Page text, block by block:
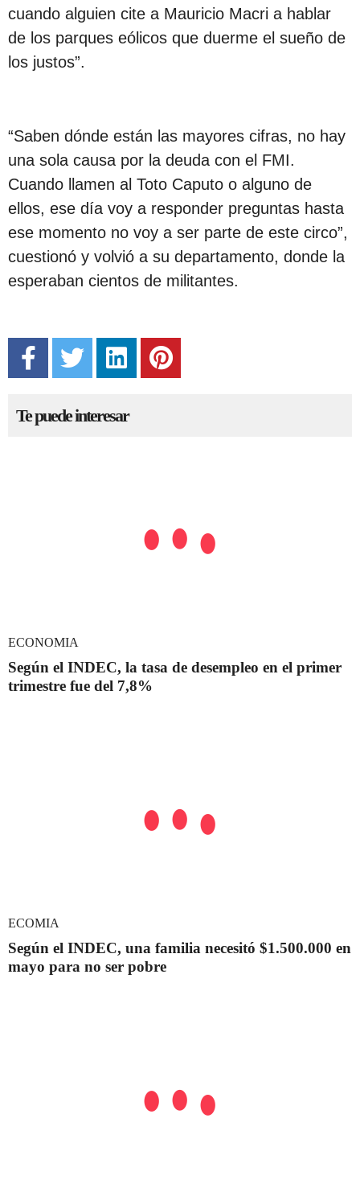
cuando alguien cite a Mauricio Macri a hablar
de los parques eólicos que duerme el sueño de
los justos”.
“Saben dónde están las mayores cifras, no hay
una sola causa por la deuda con el FMI.
Cuando llamen al Toto Caputo o alguno de
ellos, ese día voy a responder preguntas hasta
ese momento no voy a ser parte de este circo”,
cuestionó y volvió a su departamento, donde la
esperaban cientos de militantes.
Te puede interesar
ECONOMIA
Según el INDEC, la tasa de desempleo en el primer
trimestre fue del 7,8%
ECOMIA
Según el INDEC, una familia necesitó $1.500.000 en
mayo para no ser pobre